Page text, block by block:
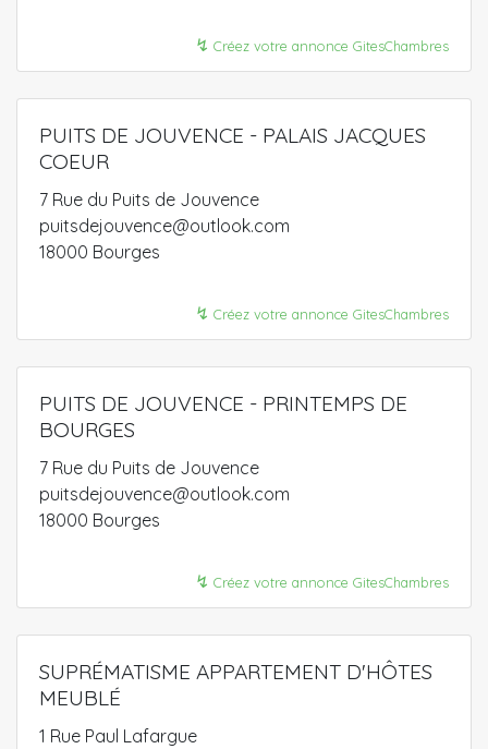
↯ Créez votre annonce GitesChambres
PUITS DE JOUVENCE - PALAIS JACQUES
COEUR
7 Rue du Puits de Jouvence
puitsdejouvence@outlook.com
18000 Bourges
↯ Créez votre annonce GitesChambres
PUITS DE JOUVENCE - PRINTEMPS DE
BOURGES
7 Rue du Puits de Jouvence
puitsdejouvence@outlook.com
18000 Bourges
↯ Créez votre annonce GitesChambres
SUPRÉMATISME APPARTEMENT D'HÔTES
MEUBLÉ
1 Rue Paul Lafargue